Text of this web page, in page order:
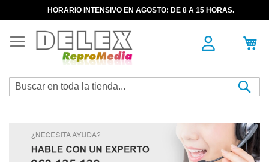
HORARIO INTENSIVO EN AGOSTO: DE 8 A 15 HORAS.